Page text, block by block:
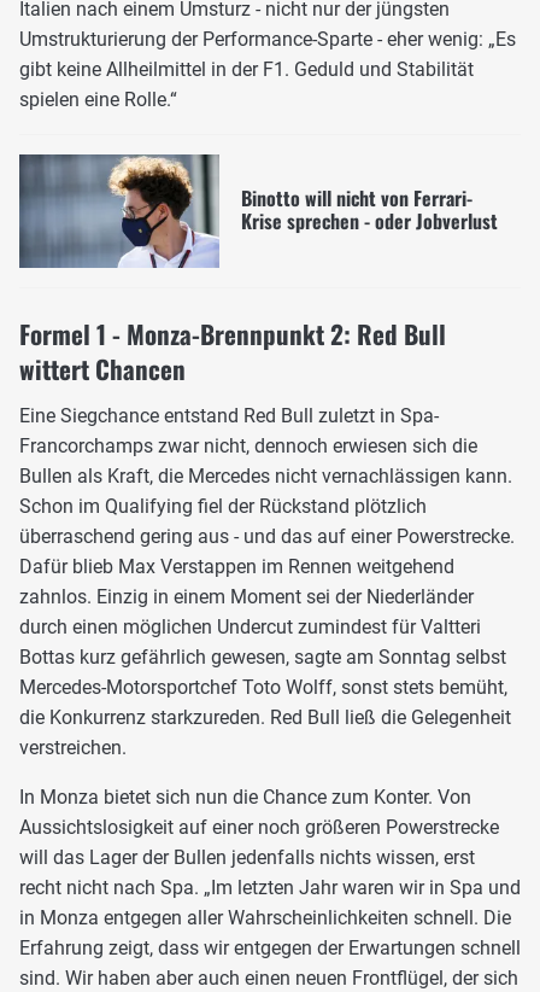
Italien nach einem Umsturz - nicht nur der jüngsten
Umstrukturierung der Performance-Sparte - eher wenig: „Es
gibt keine Allheilmittel in der F1. Geduld und Stabilität
spielen eine Rolle.“
Binotto will nicht von Ferrari-
Krise sprechen - oder Jobverlust
Formel 1 - Monza-Brennpunkt 2: Red Bull
wittert Chancen
Eine Siegchance entstand Red Bull zuletzt in Spa-
Francorchamps zwar nicht, dennoch erwiesen sich die
Bullen als Kraft, die Mercedes nicht vernachlässigen kann.
Schon im Qualifying fiel der Rückstand plötzlich
überraschend gering aus - und das auf einer Powerstrecke.
Dafür blieb Max Verstappen im Rennen weitgehend
zahnlos. Einzig in einem Moment sei der Niederländer
durch einen möglichen Undercut zumindest für Valtteri
Bottas kurz gefährlich gewesen, sagte am Sonntag selbst
Mercedes-Motorsportchef Toto Wolff, sonst stets bemüht,
die Konkurrenz starkzureden. Red Bull ließ die Gelegenheit
verstreichen.
In Monza bietet sich nun die Chance zum Konter. Von
Aussichtslosigkeit auf einer noch größeren Powerstrecke
will das Lager der Bullen jedenfalls nichts wissen, erst
recht nicht nach Spa. „Im letzten Jahr waren wir in Spa und
in Monza entgegen aller Wahrscheinlichkeiten schnell. Die
Erfahrung zeigt, dass wir entgegen der Erwartungen schnell
sind. Wir haben aber auch einen neuen Frontflügel, der sich